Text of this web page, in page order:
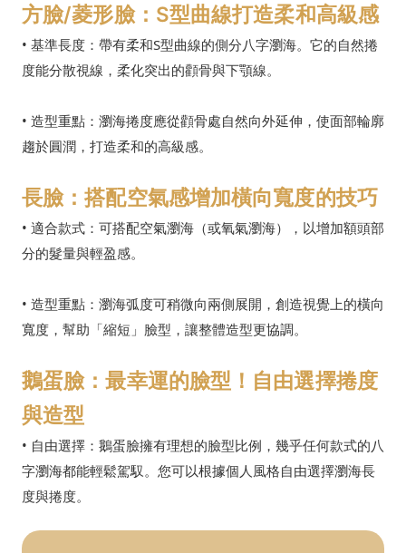
方臉/菱形臉：S型曲線打造柔和高級感
• 基準長度：帶有柔和S型曲線的側分八字瀏海。它的自然捲
度能分散視線，柔化突出的顴骨與下顎線。
• 造型重點：瀏海捲度應從顴骨處自然向外延伸，使面部輪廓
趨於圓潤，打造柔和的高級感。
長臉：搭配空氣感增加橫向寬度的技巧
• 適合款式：可搭配空氣瀏海（或氧氣瀏海），以增加額頭部
分的髮量與輕盈感。
• 造型重點：瀏海弧度可稍微向兩側展開，創造視覺上的橫向
寬度，幫助「縮短」臉型，讓整體造型更協調。
鵝蛋臉：最幸運的臉型！自由選擇捲度
與造型
• 自由選擇：鵝蛋臉擁有理想的臉型比例，幾乎任何款式的八
字瀏海都能輕鬆駕馭。您可以根據個人風格自由選擇瀏海長
度與捲度。